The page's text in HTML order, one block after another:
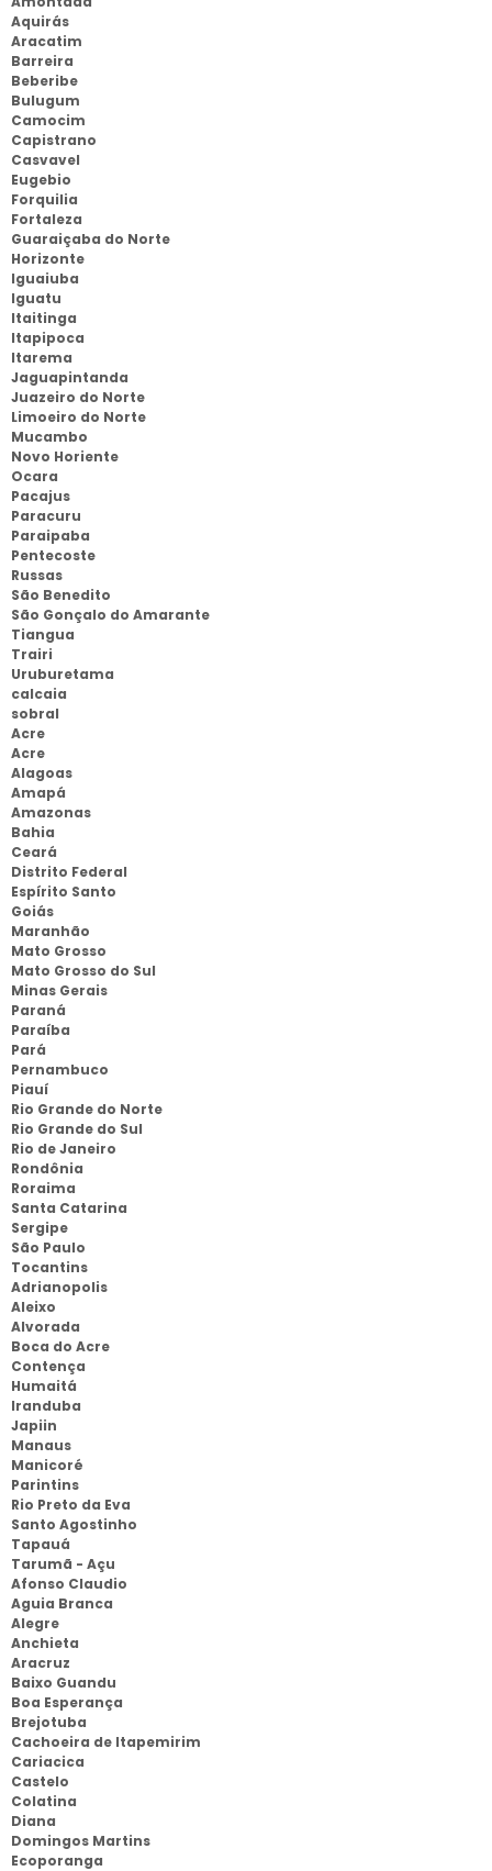
Aquirás
Aracatim
Barreira
Beberibe
Bulugum
Camocim
Capistrano
Casvavel
Eugebio
Forquilia
Fortaleza
Guaraiçaba do Norte
Horizonte
Iguaiuba
Iguatu
Itaitinga
Itapipoca
Itarema
Jaguapintanda
Juazeiro do Norte
Limoeiro do Norte
Mucambo
Novo Horiente
Ocara
Pacajus
Paracuru
Paraipaba
Pentecoste
Russas
São Benedito
São Gonçalo do Amarante
Tiangua
Trairi
Uruburetama
calcaia
sobral
Acre
Acre
Alagoas
Amapá
Amazonas
Bahia
Ceará
Distrito Federal
Espírito Santo
Goiás
Maranhão
Mato Grosso
Mato Grosso do Sul
Minas Gerais
Paraná
Paraíba
Pará
Pernambuco
Piauí
Rio Grande do Norte
Rio Grande do Sul
Rio de Janeiro
Rondônia
Roraima
Santa Catarina
Sergipe
São Paulo
Tocantins
Adrianopolis
Aleixo
Alvorada
Boca do Acre
Contença
Humaitá
Iranduba
Japiin
Manaus
Manicoré
Parintins
Rio Preto da Eva
Santo Agostinho
Tapauá
Tarumã - Açu
Afonso Claudio
Aguia Branca
Alegre
Anchieta
Aracruz
Baixo Guandu
Boa Esperança
Brejotuba
Cachoeira de Itapemirim
Cariacica
Castelo
Colatina
Diana
Domingos Martins
Ecoporanga